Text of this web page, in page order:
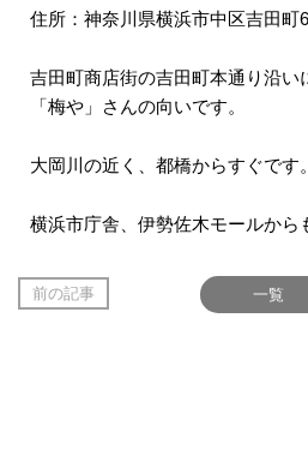
住所：神奈川県横浜市中区吉田町
吉田町商店街の吉田町本通り沿い
「梅や」さんの向いです。
大岡川の近く、都橋からすぐです。
横浜市庁舎、伊勢佐木モールから
前の記事 一覧